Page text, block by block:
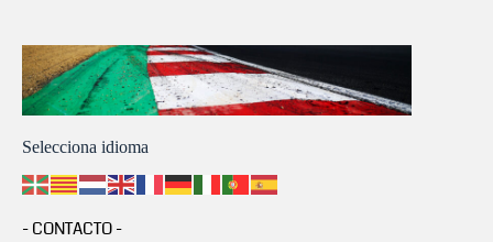
Selecciona idioma
- CONTACTO -